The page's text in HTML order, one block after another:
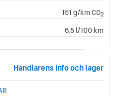
151 g/km CO2
6,5 l/100 km
Handlarens info och lager